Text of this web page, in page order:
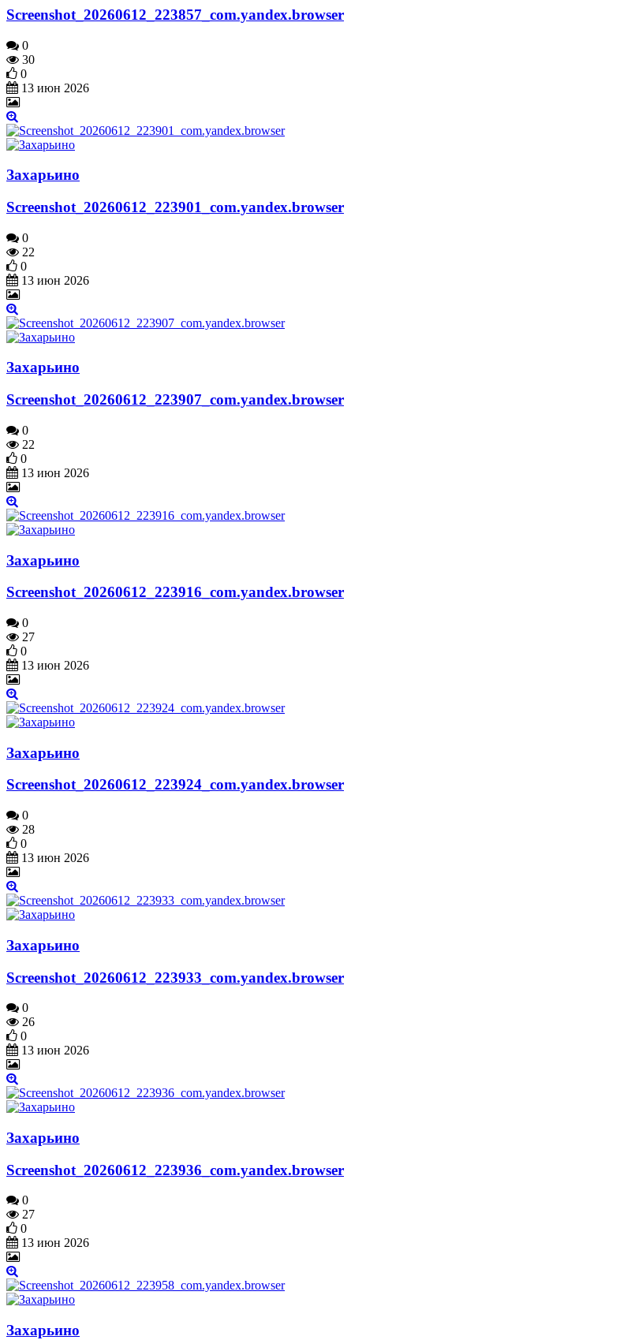
Screenshot_20260612_223857_com.yandex.browser
0
30
0
13 июн 2026
Захарьино
Screenshot_20260612_223901_com.yandex.browser
0
22
0
13 июн 2026
Захарьино
Screenshot_20260612_223907_com.yandex.browser
0
22
0
13 июн 2026
Захарьино
Screenshot_20260612_223916_com.yandex.browser
0
27
0
13 июн 2026
Захарьино
Screenshot_20260612_223924_com.yandex.browser
0
28
0
13 июн 2026
Захарьино
Screenshot_20260612_223933_com.yandex.browser
0
26
0
13 июн 2026
Захарьино
Screenshot_20260612_223936_com.yandex.browser
0
27
0
13 июн 2026
Захарьино